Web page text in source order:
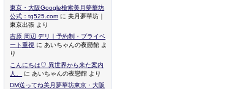
東京・大阪Google檢索美月夢華坊
公式：tg525.com に 美月夢華坊｜
東京出張 より
吉原 周辺 デリ｜予約制・プライベ
ート重視 に あいちゃんの夜戀館 よ
り
こんにちは♡ 異世界から来た案内
人、
に あいちゃんの夜戀館 より
DM送ってね美月夢華坊東京・大阪